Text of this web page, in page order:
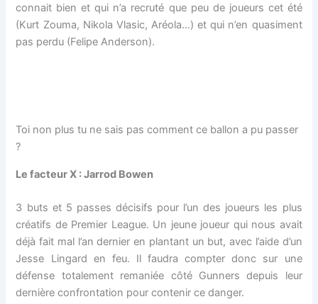
connait bien et qui n’a recruté que peu de joueurs cet été
(Kurt Zouma, Nikola Vlasic, Aréola…) et qui n’en quasiment
pas perdu (Felipe Anderson).
Toi non plus tu ne sais pas comment ce ballon a pu passer
?
Le facteur X : Jarrod Bowen
3 buts et 5 passes décisifs pour l’un des joueurs les plus
créatifs de Premier League. Un jeune joueur qui nous avait
déjà fait mal l’an dernier en plantant un but, avec l’aide d’un
Jesse Lingard en feu. Il faudra compter donc sur une
défense totalement remaniée côté Gunners depuis leur
dernière confrontation pour contenir ce danger.